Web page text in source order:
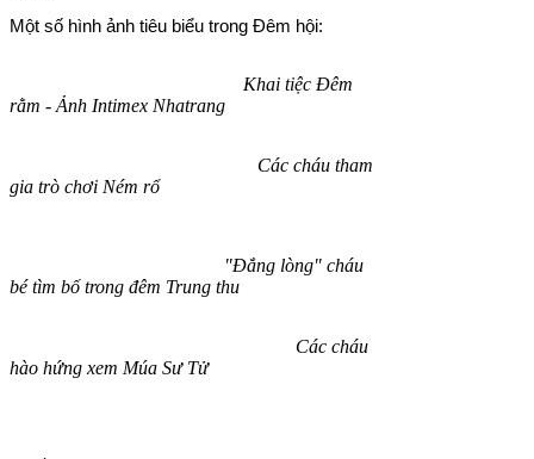
Một số hình ảnh tiêu biểu trong Đêm hội:
Khai tiệc Đêm
rằm - Ảnh Intimex Nhatrang
Các cháu tham
gia trò chơi Ném rổ
"Đắng lòng" cháu
bé tìm bố trong đêm Trung thu
Các cháu
hào hứng xem Múa Sư Tử